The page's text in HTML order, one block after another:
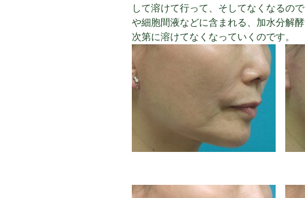
して溶けて行って、そしてなくなるの
や細胞間液などに含まれる、加水分解
次第に溶けてなくなっていくのです。